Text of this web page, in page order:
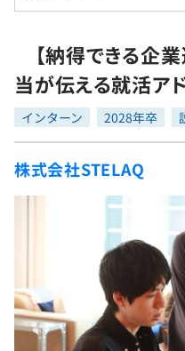
転職成功ガイド
転職エージェント
インタビュー
転職成功ガイド
新卒就活
求人検索
本選考
インターン
新卒エージェント
イベント・セミナー
インタビュー
就活成功ガイド
学習
問題集
プラン
プログラミング言語
再チャレンジ結果一覧
ゲーム・マンガ
Tech Team Journal
note
【納得できる企
当が伝える就活ア
インターン 2028年卒
株式会社STELAQ